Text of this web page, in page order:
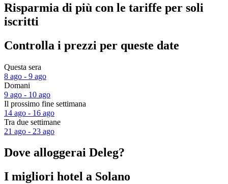
Risparmia di più con le tariffe per soli
iscritti
Controlla i prezzi per queste date
Questa sera
8 ago - 9 ago
Domani
9 ago - 10 ago
Il prossimo fine settimana
14 ago - 16 ago
Tra due settimane
21 ago - 23 ago
Dove alloggerai Deleg?
I migliori hotel a Solano